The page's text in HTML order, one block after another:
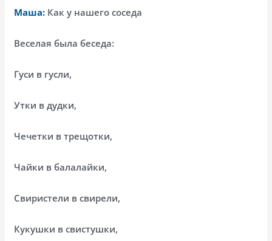
Маша: Как у нашего соседа
Веселая была беседа:
Гуси в гусли,
Утки в дудки,
Чечетки в трещотки,
Чайки в балалайки,
Свиристели в свирели,
Кукушки в свистушки,